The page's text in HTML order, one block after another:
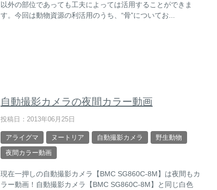
以外の部位であっても工夫によっては活用することができま
す。今回は動物資源の利活用のうち、“骨”についてお...
自動撮影カメラの夜間カラー動画
投稿日：2013年06月25日
アライグマ ヌートリア 自動撮影カメラ
野生動物
夜間カラー動画
現在一押しの自動撮影カメラ【BMC SG860C-8M】は夜間もカ
ラー動画！自動撮影カメラ【BMC SG860C-8M】と同じ白色